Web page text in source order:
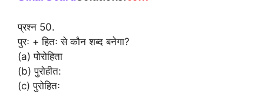
प्रश्न 50.
पुरः + हितः से कौन शब्द बनेगा?
(a) पोरोहिता
(b) पुरोहीत:
(c) पुरोहितः